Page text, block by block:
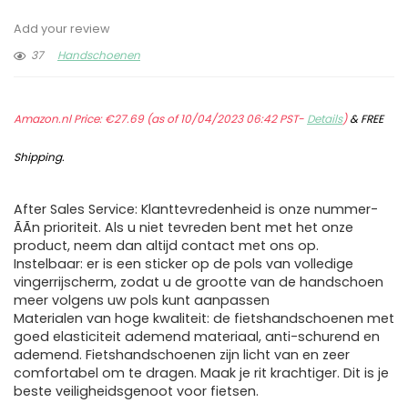
Add your review
37
Handschoenen
Amazon.nl Price:€27.69(as of 10/04/2023 06:42 PST- Details)&FREE
Shipping.
After Sales Service: Klanttevredenheid is onze nummer-
ÃÃn prioriteit. Als u niet tevreden bent met het onze
product, neem dan altijd contact met ons op.
Instelbaar: er is een sticker op de pols van volledige
vingerrijscherm, zodat u de grootte van de handschoen
meer volgens uw pols kunt aanpassen
Materialen van hoge kwaliteit: de fietshandschoenen met
goed elasticiteit ademend materiaal, anti-schurend en
ademend. Fietshandschoenen zijn licht van en zeer
comfortabel om te dragen. Maak je rit krachtiger. Dit is je
beste veiligheidsgenoot voor fietsen.